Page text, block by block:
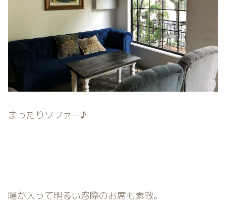
まったりソファー♪
陽が入って明るい窓際のお席も素敵。